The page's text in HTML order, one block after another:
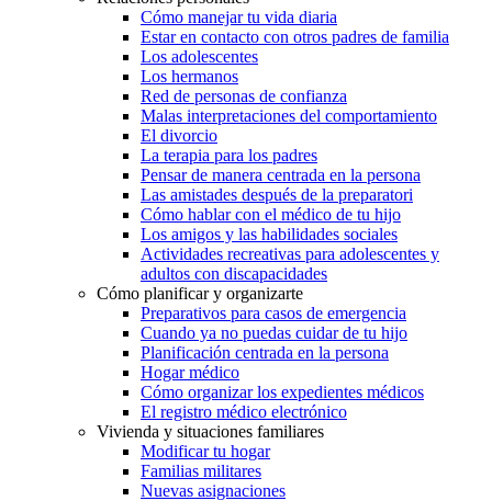
Cómo manejar tu vida diaria
Estar en contacto con otros padres de familia
Los adolescentes
Los hermanos
Red de personas de confianza
Malas interpretaciones del comportamiento
El divorcio
La terapia para los padres
Pensar de manera centrada en la persona
Las amistades después de la preparatori
Cómo hablar con el médico de tu hijo
Los amigos y las habilidades sociales
Actividades recreativas para adolescentes y
adultos con discapacidades
Cómo planificar y organizarte
Preparativos para casos de emergencia
Cuando ya no puedas cuidar de tu hijo
Planificación centrada en la persona
Hogar médico
Cómo organizar los expedientes médicos
El registro médico electrónico
Vivienda y situaciones familiares
Modificar tu hogar
Familias militares
Nuevas asignaciones